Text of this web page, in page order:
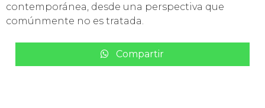
contemporánea, desde una perspectiva que
comúnmente no es tratada.
Compartir